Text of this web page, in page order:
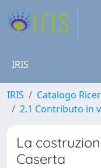
IRIS
IRIS Catalogo
2.1 Contributo in
La
Caserta